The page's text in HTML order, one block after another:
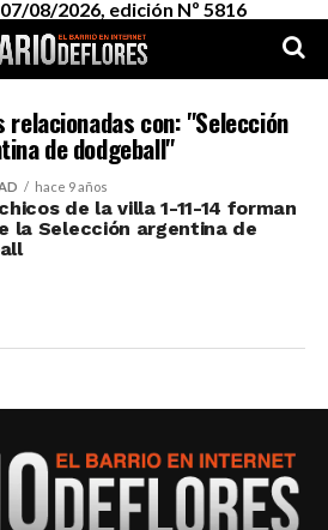
08/2026, edición Nº 5816
relacionadas con: "Selección
de dodgeball"
hace 9 años
de la villa 1-11-14 forman
la Selección argentina de